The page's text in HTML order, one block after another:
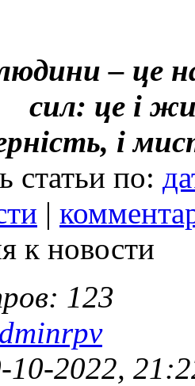
– це
сил: це і
і
статьи по:
|
к новости
123
2022,